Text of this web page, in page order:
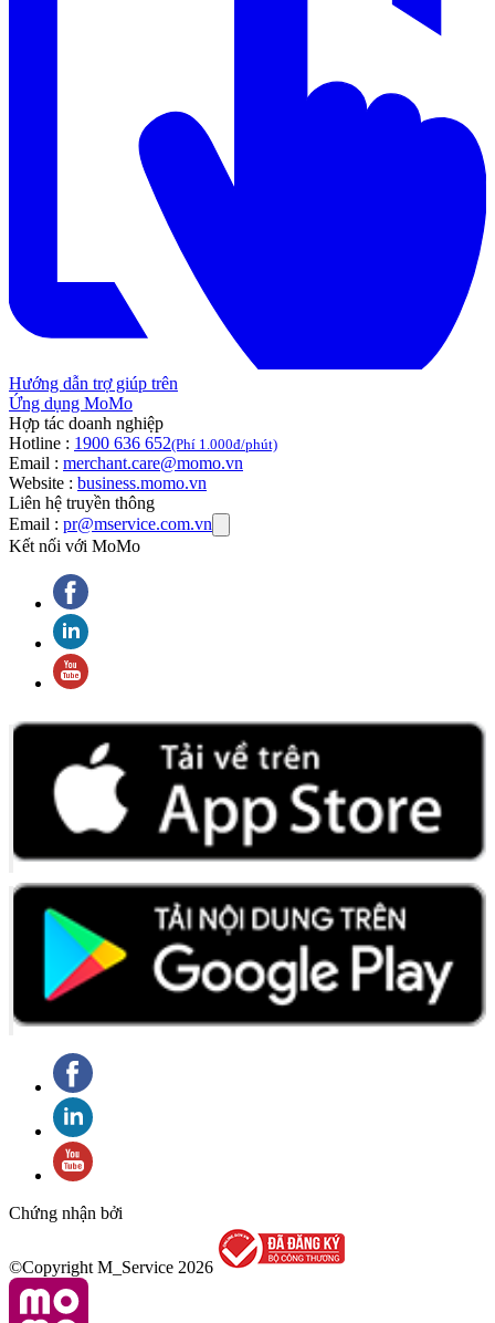
Hướng dẫn trợ giúp trên
Ứng dụng MoMo
Hợp tác doanh nghiệp
Hotline : 1900 636 652(Phí 1.000đ/phút)
Email : merchant.care@momo.vn
Website : business.momo.vn
Liên hệ truyền thông
Email : pr@mservice.com.vn
Kết nối với MoMo
Chứng nhận bởi
©Copyright M_Service 2026